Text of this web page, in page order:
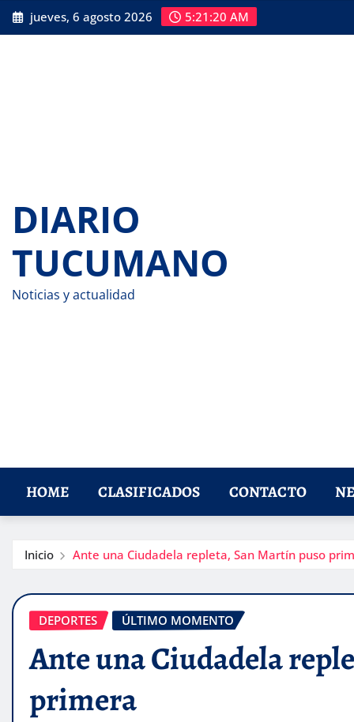
Saltar
al
jueves, 6 agosto 2026 5:21:21 AM
DIARIO
TUCUMANO
Noticias y actualidad
HOME CLASIFICADOS CONTACTO
Inicio Ante una Ciudadela repleta, San Martín puso
DEPORTES ÚLTIMO MOMENTO
Ante una Ciudadela
primera